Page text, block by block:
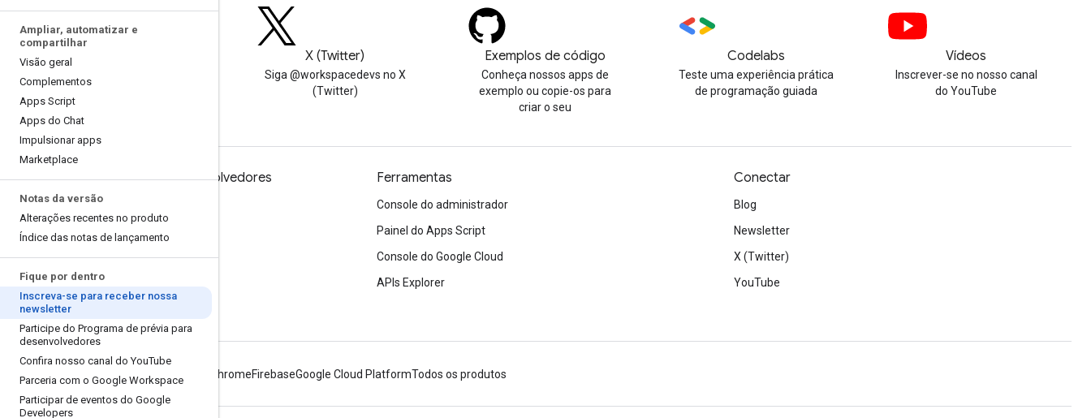
Ampliar, automatizar e
compartilhar
Visão geral
Complementos
Apps Script
Apps do Chat
Impulsionar apps
Marketplace
Notas da versão
Alterações recentes no produto
Índice das notas de lançamento
Fique por dentro
Inscreva-se para receber nossa
newsletter
Participe do Programa de prévia para
desenvolvedores
Confira nosso canal do YouTube
Parceria com o Google Workspace
Participar de eventos do Google
Developers
X (Twitter)
Siga @workspacedevs no X
(Twitter)
Exemplos de código
Conheça nossos apps de
exemplo ou copie-os para
criar o seu
Codelabs
Teste uma experiência prática
de programação guiada
Vídeos
Inscrever-se no nosso canal
do YouTube
Google Workspace para desenvolvedores
Visão geral da plataforma
Produtos para desenvolvedores
Notas da versão
Suporte para desenvolvedores
Termos de Serviço
Ferramentas
Console do administrador
Painel do Apps Script
Console do Google Cloud
APIs Explorer
Conectar
Blog
Newsletter
X (Twitter)
YouTube
ChromeFirebaseGoogle Cloud PlatformTodos os produtos